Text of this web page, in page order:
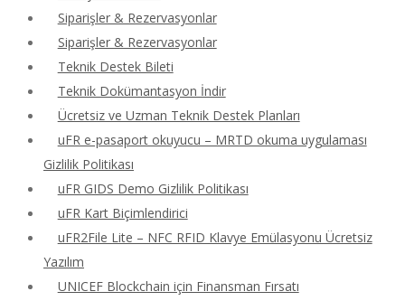
Siparişler & Rezervasyonlar
Siparişler & Rezervasyonlar
Teknik Destek Bileti
Teknik Dokümantasyon İndir
Ücretsiz ve Uzman Teknik Destek Planları
uFR e-pasaport okuyucu – MRTD okuma uygulaması
Gizlilik Politikası
uFR GIDS Demo Gizlilik Politikası
uFR Kart Biçimlendirici
uFR2File Lite – NFC RFID Klavye Emülasyonu Ücretsiz
Yazılım
UNICEF Blockchain için Finansman Fırsatı